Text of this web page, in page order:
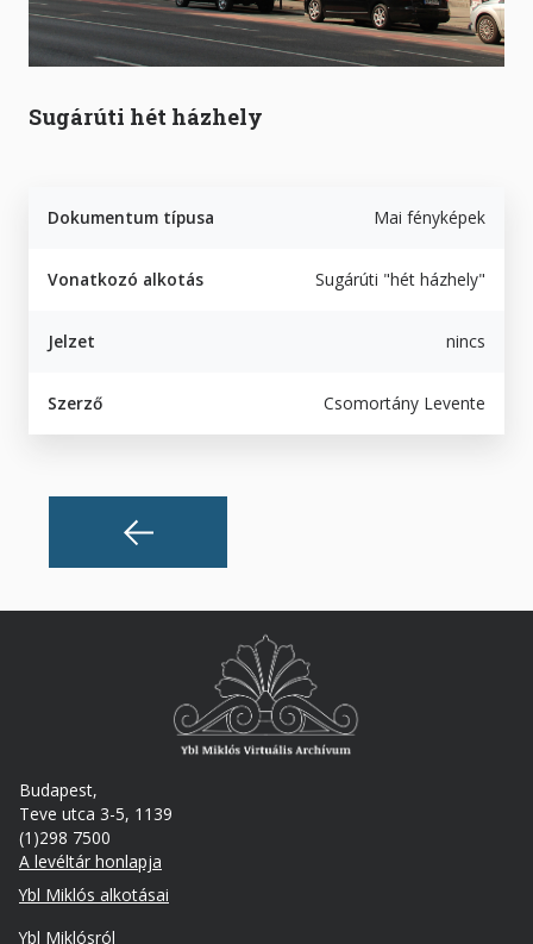
Sugárúti hét házhely
Dokumentum típusa Mai fényképek
Vonatkozó alkotás Sugárúti "hét házhely"
Jelzet nincs
Szerző Csomortány Levente
Budapest,
Teve utca 3-5, 1139
(1)298 7500
A levéltár honlapja
Footer
Ybl Miklós alkotásai
Ybl Miklósról